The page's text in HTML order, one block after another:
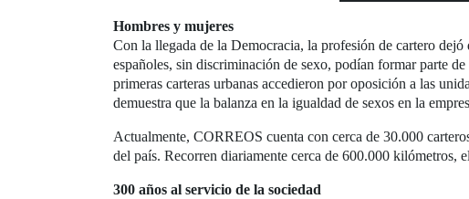
Hombres y mujeres
Con la llegada de la Democracia, la profesión de cartero
españoles, sin discriminación de sexo, podían formar parte
primeras carteras urbanas accedieron por oposición a las
demuestra que la balanza en la igualdad de sexos en la
Actualmente, CORREOS cuenta con cerca de 30.000
del país. Recorren diariamente cerca de 600.000 kilómetros,
300 años al servicio de la sociedad